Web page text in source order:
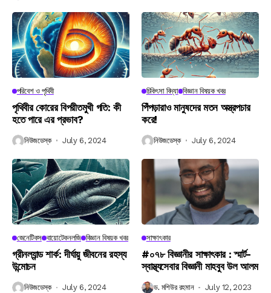
পরিবেশ ও পৃথিবী
পৃথিবীর কোরের বিপরীতমুখী গতি: কী
হতে পারে এর প্রভাব?
নিউজডেস্ক July 6, 2024
চিকিৎসা বিদ্যা বিজ্ঞান বিষয়ক খবর
পিঁপড়ারাও মানুষদের মতন অস্ত্রপচার
করে!
নিউজডেস্ক July 6, 2024
জেনেটিকস বায়োটেকনলজি বিজ্ঞান বিষয়ক খবর
গ্রীনল্যান্ড শার্ক: দীর্ঘায়ু জীবনের রহস্য
উন্মোচন
নিউজডেস্ক July 6, 2024
সাক্ষাৎকার
#০৭৮ বিজ্ঞানীর সাক্ষাৎকার : স্মার্ট-
স্বাস্থ্যসেবার বিজ্ঞানী মাহবুব উল আলম
ড. মশিউর রহমান July 12, 2023